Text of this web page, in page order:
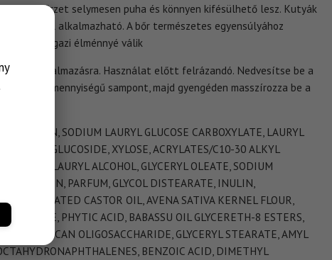
a szőrzet selymesen puha és könnyen kifésülhető lesz. Kutyák
alkalmazható. A bőr természetes egyensúlyához
igazi élménnyé válik
alkalmazásra. Használat előtt felrázandó. Nedvesítse be a
mennyiségű sampont, majd gyengéden masszírozza be a
GLYCERIN, SODIUM LAURYL GLUCOSE CARBOXYLATE, LAURYL
COCO-GLUCOSIDE, XYLOSE, ACRYLATES/C10-30 ALKYL
LAURYL ALCOHOL, GLYCERYL OLEATE, SODIUM
INULIN, PARFUM, GLYCOL DISTEARATE, INULIN,
CASTOR OIL, AVENA SATIVA KERNEL FLOUR,
LAURATE, PHYTIC ACID, BABASSU OIL GLYCERETH-8 ESTERS,
GLUCAN OLIGOSACCHARIDE, GLYCERYL STEARATE, AMYL
BENZOIC ACID, DIMETHYL